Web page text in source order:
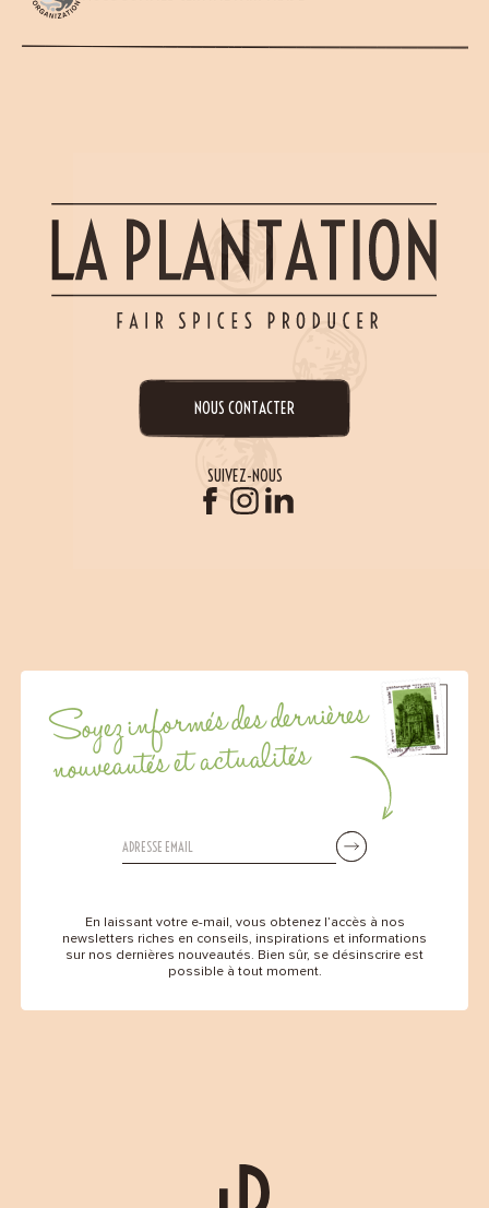
NOUS CONTACTER
SUIVEZ-NOUS
Soyez informés des dernières
nouveautés et actualités
En laissant votre e-mail, vous obtenez l’accès à nos
newsletters riches en conseils, inspirations et informations
sur nos dernières nouveautés. Bien sûr, se désinscrire est
possible à tout moment.